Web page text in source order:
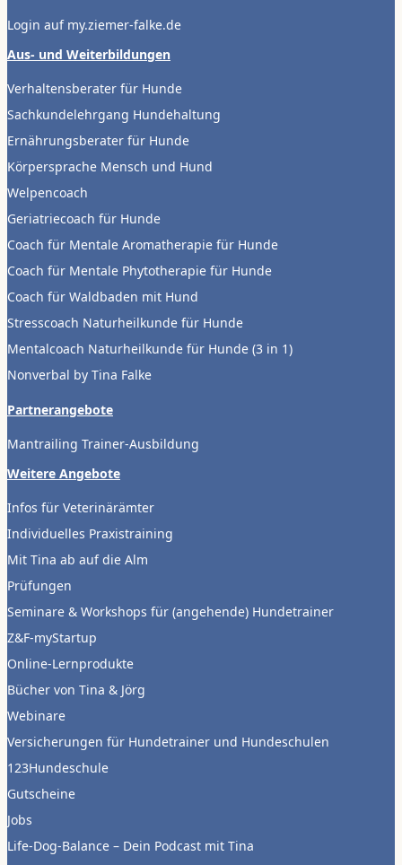
Login auf my.ziemer-falke.de
Aus- und Weiterbildungen
Verhaltensberater für Hunde
Sachkundelehrgang Hundehaltung
Ernährungsberater für Hunde
Körpersprache Mensch und Hund
Welpencoach
Geriatriecoach für Hunde
Coach für Mentale Aromatherapie für Hunde
Coach für Mentale Phytotherapie für Hunde
Coach für Waldbaden mit Hund
Stresscoach Naturheilkunde für Hunde
Mentalcoach Naturheilkunde für Hunde (3 in 1)
Nonverbal by Tina Falke
Partnerangebote
Mantrailing Trainer-Ausbildung
Weitere Angebote
Infos für Veterinärämter
Individuelles Praxistraining
Mit Tina ab auf die Alm
Prüfungen
Seminare & Workshops für (angehende) Hundetrainer
Z&F-myStartup
Online-Lernprodukte
Bücher von Tina & Jörg
Webinare
Versicherungen für Hundetrainer und Hundeschulen
123Hundeschule
Gutscheine
Jobs
Life-Dog-Balance – Dein Podcast mit Tina